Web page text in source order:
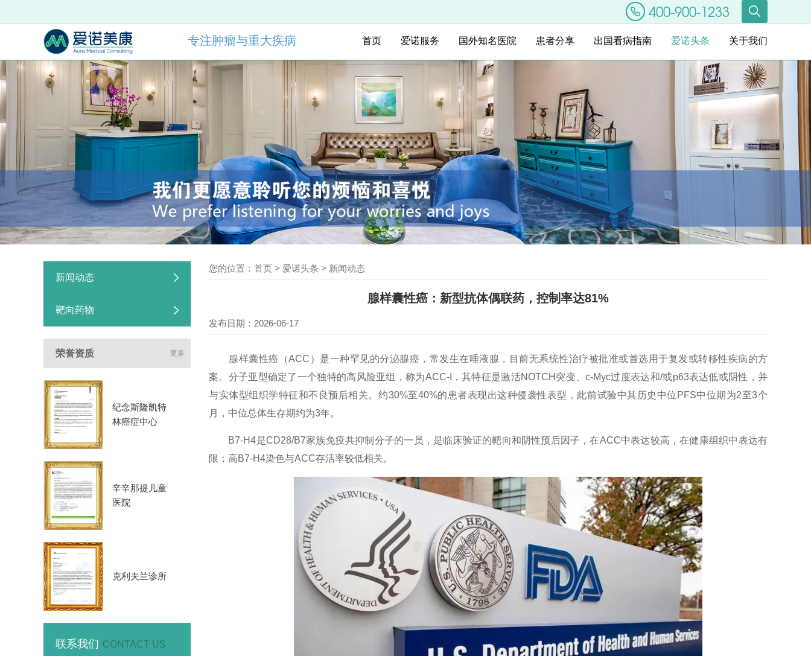
400-900-1233
专注肿瘤与重大疾病 关于我们
爱诺头条
出国看病指南
患者分享
国外知名医院
爱诺服务
首页
新闻动态
靶向药物
荣誉资质 更多
纪念斯隆凯特
林癌症中心
辛辛那提儿童
医院
克利夫兰诊所
联系我们 CONTACT US
您的位置： 首页 > 爱诺头条 > 新闻动态
腺样囊性癌：新型抗体偶联药，控制率达81%
发布日期：2026-06-17
腺样囊性癌（ACC）是一种罕见的分泌腺癌，常发生在唾液腺，目前无系统性治疗被批准或首选用于复发或转移性疾病的方
案。分子亚型确定了一个独特的高风险亚组，称为ACC-I，其特征是激活NOTCH突变、c-Myc过度表达和/或p63表达低或阴性，并
与实体型组织学特征和不良预后相关。约30%至40%的患者表现出这种侵袭性表型，此前试验中其历史中位PFS中位期为2至3个
月，中位总体生存期约为3年。
B7-H4是CD28/B7家族免疫共抑制分子的一员，是临床验证的靶向和阴性预后因子，在ACC中表达较高，在健康组织中表达有
限；高B7-H4染色与ACC存活率较低相关。